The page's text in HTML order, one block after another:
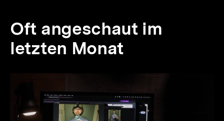
Oft angeschaut im
letzten Monat
bpb
Redaktionsempfehlungen